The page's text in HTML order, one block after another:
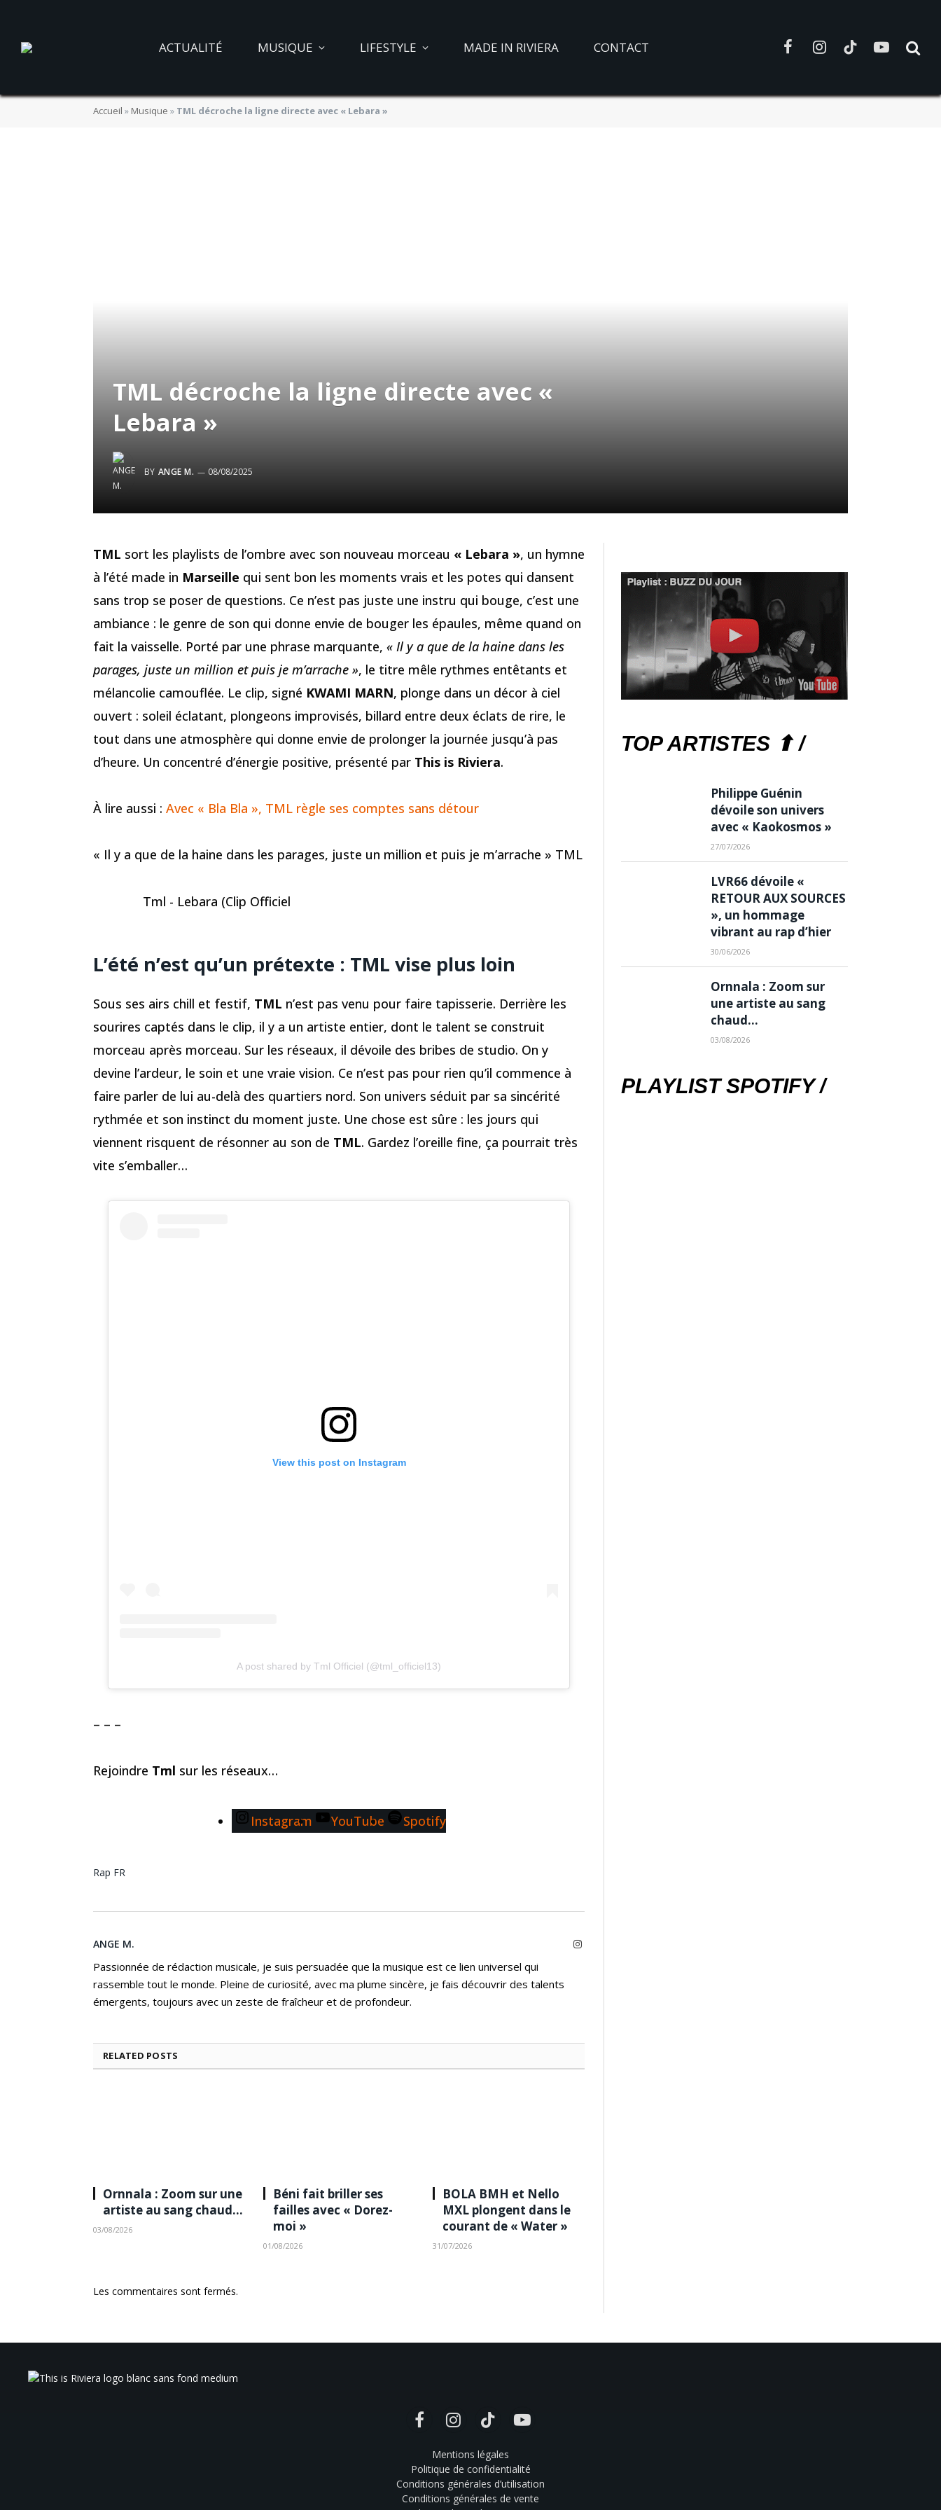
ACTUALITÉ MUSIQUE LIFESTYLE MADE IN RIVIERA CONTACT FacebookInstagramTikTokYouTube
Accueil » Musique » TML décroche la ligne directe avec « Lebara »
TML décroche la ligne directe avec «
Lebara »
BY ANGE M. 08/08/2025
TML sort les playlists de l’ombre avec son nouveau morceau « Lebara », un hymne
à l’été made in Marseille qui sent bon les moments vrais et les potes qui dansent
sans trop se poser de questions. Ce n’est pas juste une instru qui bouge, c’est une
ambiance : le genre de son qui donne envie de bouger les épaules, même quand on
fait la vaisselle. Porté par une phrase marquante, « Il y a que de la haine dans les
parages, juste un million et puis je m’arrache », le titre mêle rythmes entêtants et
mélancolie camouflée. Le clip, signé KWAMI MARN, plonge dans un décor à ciel
ouvert : soleil éclatant, plongeons improvisés, billard entre deux éclats de rire, le
tout dans une atmosphère qui donne envie de prolonger la journée jusqu’à pas
d’heure. Un concentré d’énergie positive, présenté par This is Riviera.
À lire aussi : Avec « Bla Bla », TML règle ses comptes sans détour
« Il y a que de la haine dans les parages, juste un million et puis je m’arrache » TML
Tml - Lebara (Clip Officiel
L’été n’est qu’un prétexte : TML vise plus loin
Sous ses airs chill et festif, TML n’est pas venu pour faire tapisserie. Derrière les
sourires captés dans le clip, il y a un artiste entier, dont le talent se construit
morceau après morceau. Sur les réseaux, il dévoile des bribes de studio. On y
devine l’ardeur, le soin et une vraie vision. Ce n’est pas pour rien qu’il commence à
faire parler de lui au-delà des quartiers nord. Son univers séduit par sa sincérité
rythmée et son instinct du moment juste. Une chose est sûre : les jours qui
viennent risquent de résonner au son de TML. Gardez l’oreille fine, ça pourrait très
vite s’emballer…
View this post on Instagram
A post shared by Tml Officiel (@tml_officiel13)
– – –
Rejoindre Tml sur les réseaux…
Instagram YouTube Spotify
Rap FR
ANGE M. Instagram
Passionnée de rédaction musicale, je suis persuadée que la musique est ce lien universel qui
rassemble tout le monde. Pleine de curiosité, avec ma plume sincère, je fais découvrir des talents
émergents, toujours avec un zeste de fraîcheur et de profondeur.
RELATED POSTS
Ornnala : Zoom sur une
artiste au sang chaud…
03/08/2026
Béni fait briller ses
failles avec « Dorez-
moi »
01/08/2026
BOLA BMH et Nello
MXL plongent dans le
courant de « Water »
31/07/2026
Les commentaires sont fermés.
TOP ARTISTES ⬆ /
Philippe Guénin
dévoile son univers
avec « Kaokosmos »
27/07/2026
LVR66 dévoile «
RETOUR AUX SOURCES
», un hommage
vibrant au rap d’hier
30/06/2026
Ornnala : Zoom sur
une artiste au sang
chaud…
03/08/2026
PLAYLIST SPOTIFY /
FacebookInstagramTikTok YouTube
Mentions légales
Politique de confidentialité
Conditions générales d’utilisation
Conditions générales de vente